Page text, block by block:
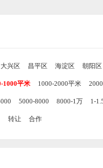
大兴区 昌平区 海淀区 朝阳区
1000平米 1000-2000平米
5000-8000 8000-1万 1-
转让 合作